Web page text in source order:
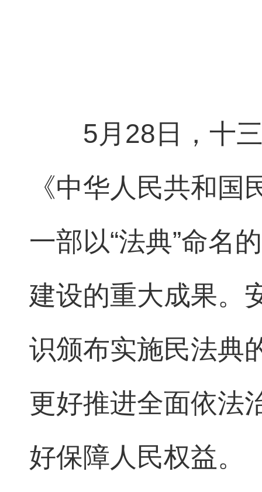
5月 28 日，十
《中华人民共和
一部以“法典”命名
建设的重大成果。
识颁布实施民法典
更好推进全面依法
好保障人民权益。